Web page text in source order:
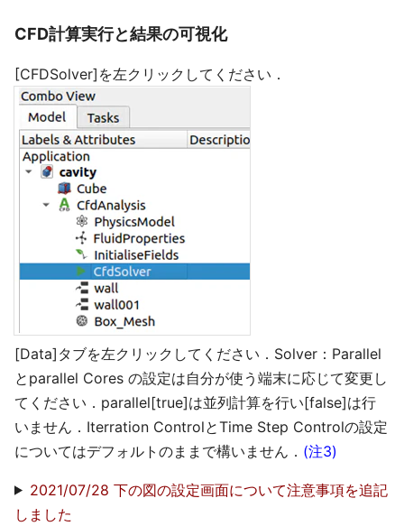
CFD計算実行と結果の可視化
[CFDSolver]を左クリックしてください．
[Data]タブを左クリックしてください．Solver：Parallel
とparallel Cores の設定は自分が使う端末に応じて変更し
てください．parallel[true]は並列計算を行い[false]は行
いません．Iterration ControlとTime Step Controlの設定
についてはデフォルトのままで構いません． (注3)
2021/07/28 下の図の設定画面について注意事項を追記
しました